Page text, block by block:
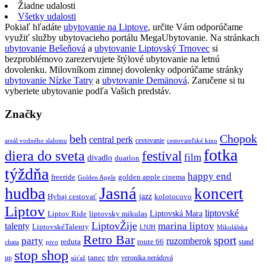
Žiadne udalosti
Všetky udalosti
Pokiaľ hľadáte ubytovanie na Liptove, určite Vám odporúčame
využiť služby ubytovacieho portálu MegaUbytovanie. Na stránkach
ubytovanie Bešeňová a ubytovanie Liptovský Trnovec si
bezproblémovo zarezervujete štýlové ubytovanie na letnú
dovolenku. Milovníkom zimnej dovolenky odporúčame stránky
ubytovanie Nízke Tatry a ubytovanie Demänová. Zaručene si tu
vyberiete ubytovanie podľa Vašich predstáv.
Značky
areál vodného slalomu beh central perk cestovanie cestovateľské kino Chopok
diera do sveta divadlo duatlon festival film fotka
týždňa freeride Golden Apple golden apple cinema happy end
hudba Hybaj cestovať Jasná jazz kolotocovo koncert
Liptov Liptov Ride liptovsky mikulas Liptovská Mara liptovské
talenty LiptovskéTalenty LiptovŽije LNJH marina liptov Mikulášska
chata party pivo reduta Retro Bar route 66 ruzomberok sport stand
up stop shop súťaž tanec trhy veronika nerádová